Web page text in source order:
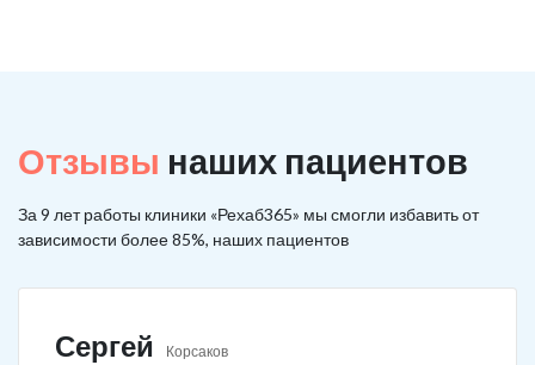
Отзывы наших пациентов
За 9 лет работы клиники «Рехаб365» мы смогли избавить от
зависимости более 85%, наших пациентов
Сергей Корсаков